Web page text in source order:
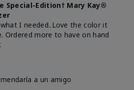
Special-Edition† Mary Kay®
I needed..Love the color it
Ordered more to have on hand
a un amigo